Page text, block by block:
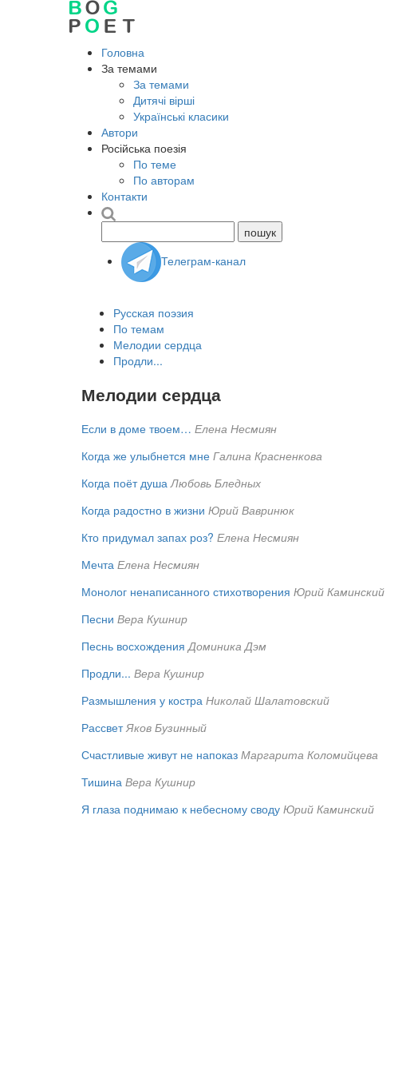
Головна
За темами
За темами
Дитячі вірші
Українські класики
Автори
Російська поезія
По теме
По авторам
Контакти
Телеграм-канал
Русская поэзия
По темам
Мелодии сердца
Продли...
Мелодии сердца
Если в доме твоем… Елена Несмиян
Когда же улыбнется мне Галина Красненкова
Когда поёт душа Любовь Бледных
Когда радостно в жизни Юрий Вавринюк
Кто придумал запах роз? Елена Несмиян
Мечта Елена Несмиян
Монолог ненаписанного стихотворения Юрий Каминский
Песни Вера Кушнир
Песнь восхождения Доминика Дэм
Продли... Вера Кушнир
Размышления у костра Николай Шалатовский
Рассвет Яков Бузинный
Счастливые живут не напоказ Маргарита Коломийцева
Тишина Вера Кушнир
Я глаза поднимаю к небесному своду Юрий Каминский